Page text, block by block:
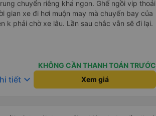
chuyển riêng khá ngon. Ghế ngồi vip thoải
gian xe đi hơi muộn may mà chuyến bay của
k phải chờ xe lâu. Lần sau chắc vẫn sẽ đi lại.
KHÔNG CẦN THANH TOÁN TRƯỚC
tiết keyboard_arrow_down Xem giá